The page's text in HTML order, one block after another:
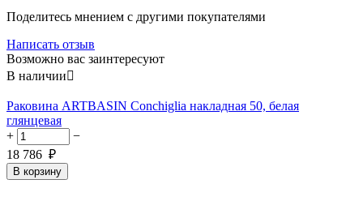
Поделитесь мнением с другими покупателями
Написать отзыв
Возможно вас заинтересуют
В наличии
Раковина ARTBASIN Conchiglia накладная 50, белая
глянцевая
+
−
18 786 ₽
В корзину